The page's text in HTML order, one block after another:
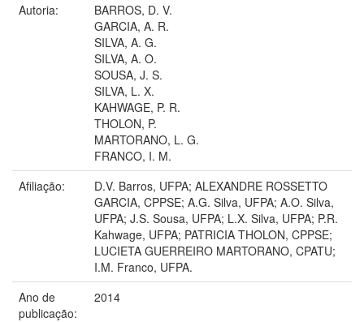
Autoria:
BARROS, D. V.
GARCIA, A. R.
SILVA, A. G.
SILVA, A. O.
SOUSA, J. S.
SILVA, L. X.
KAHWAGE, P. R.
THOLON, P.
MARTORANO, L. G.
FRANCO, I. M.
Afiliação:
D.V. Barros, UFPA; ALEXANDRE ROSSETTO
GARCIA, CPPSE; A.G. Silva, UFPA; A.O. Silva,
UFPA; J.S. Sousa, UFPA; L.X. Silva, UFPA; P.R.
Kahwage, UFPA; PATRICIA THOLON, CPPSE;
LUCIETA GUERREIRO MARTORANO, CPATU;
I.M. Franco, UFPA.
Ano de
publicação:
2014